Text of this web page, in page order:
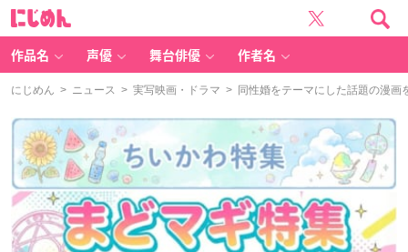
作品名 声優 舞台俳優 作者名
にじめん > ニュース > 実写映画・ドラマ > 同性婚をテーマにした話題の漫画